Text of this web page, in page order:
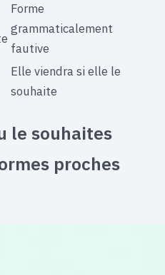
Forme
grammaticalement
fautive
Elle viendra si elle le
souhaite
le souhaites
proches